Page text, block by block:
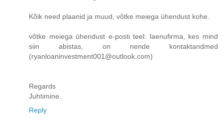
Kõik need plaanid ja muud, võtke meiega ühendust kohe.
võtke meiega ühendust e-posti teel: laenufirma, kes mind
siin abistas, on nende kontaktandmed
(ryanloaninvestment001@outlook.com)
Regards
Juhtimine.
Reply